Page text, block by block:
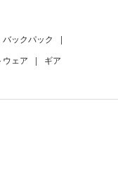
バックパック
|
ウェア | ギア